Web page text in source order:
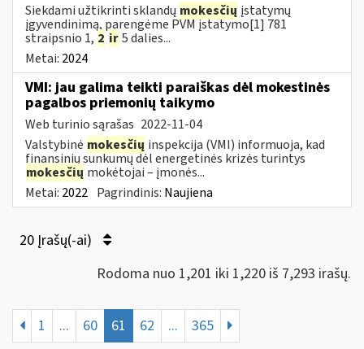
Siekdami užtikrinti sklandų mokesčių įstatymų
įgyvendinimą, parengėme PVM įstatymo[1] 781
straipsnio 1, 2 ir5 dalies...
Metai: 2024
VMI: jau galima teikti paraiškas dėl mokestinės
pagalbos priemonių taikymo
Web turinio sąrašas 2022-11-04
Valstybinė mokesčių inspekcija (VMI) informuoja, kad
finansinių sunkumų dėl energetinės krizės turintys
mokesčių mokėtojai – įmonės...
Metai: 2022 Pagrindinis: Naujiena
20 Įrašų(-ai)
Rodoma nuo 1,201 iki 1,220 iš 7,293 irašų.
1 ... 60 61 62 ... 365